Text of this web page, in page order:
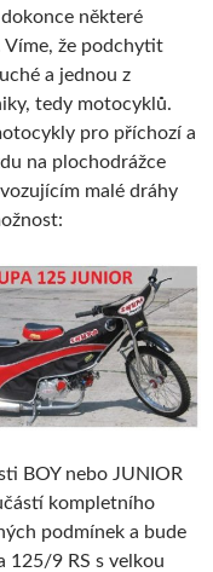
některé
Víme, že podchytit
a jednou z
tedy motocyklů.
pro příchozí a
na plochodrážce
malé dráhy
BOY nebo JUNIOR
kompletního
podmínek a bude
125/9 RS s velkou